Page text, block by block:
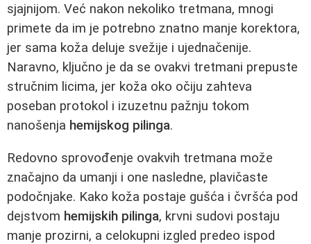
sjajnijom. Već nakon nekoliko tretmana, mnogi
primete da im je potrebno znatno manje korektora,
jer sama koža deluje svežije i ujednačenije.
Naravno, ključno je da se ovakvi tretmani prepuste
stručnim licima, jer koža oko očiju zahteva
poseban protokol i izuzetnu pažnju tokom
nanošenja hemijskog pilinga.
Redovno sprovođenje ovakvih tretmana može
značajno da umanji i one nasledne, plavičaste
podočnjake. Kako koža postaje gušća i čvršća pod
dejstvom hemijskih pilinga, krvni sudovi postaju
manje prozirni, a celokupni izgled predeo ispod